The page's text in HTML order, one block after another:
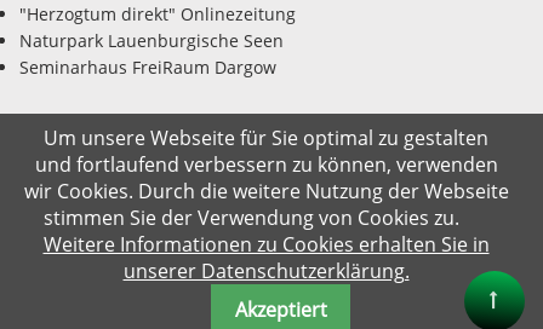
"Herzogtum direkt" Onlinezeitung
Naturpark Lauenburgische Seen
Seminarhaus FreiRaum Dargow
© Gemeinde Salem-Dargow 07.08.2026
Impressum Datenschutz Kontakt Suche
Um unsere Webseite für Sie optimal zu gestalten
und fortlaufend verbessern zu können, verwenden
wir Cookies. Durch die weitere Nutzung der Webseite
stimmen Sie der Verwendung von Cookies zu.
Weitere Informationen zu Cookies erhalten Sie in
unserer Datenschutzerklärung.
Akzeptiert